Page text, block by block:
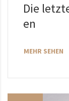
Die
en
MEHR SEHEN